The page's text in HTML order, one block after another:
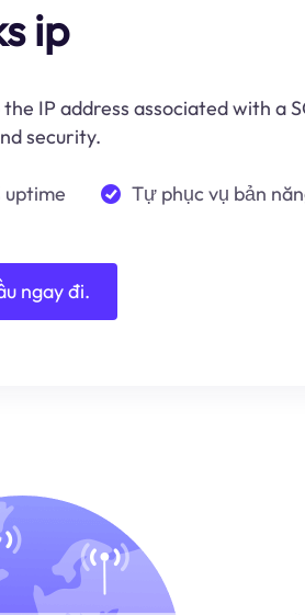
ip
IP address associated with a
security.
uptime Tự phục vụ bản
ngay đi.